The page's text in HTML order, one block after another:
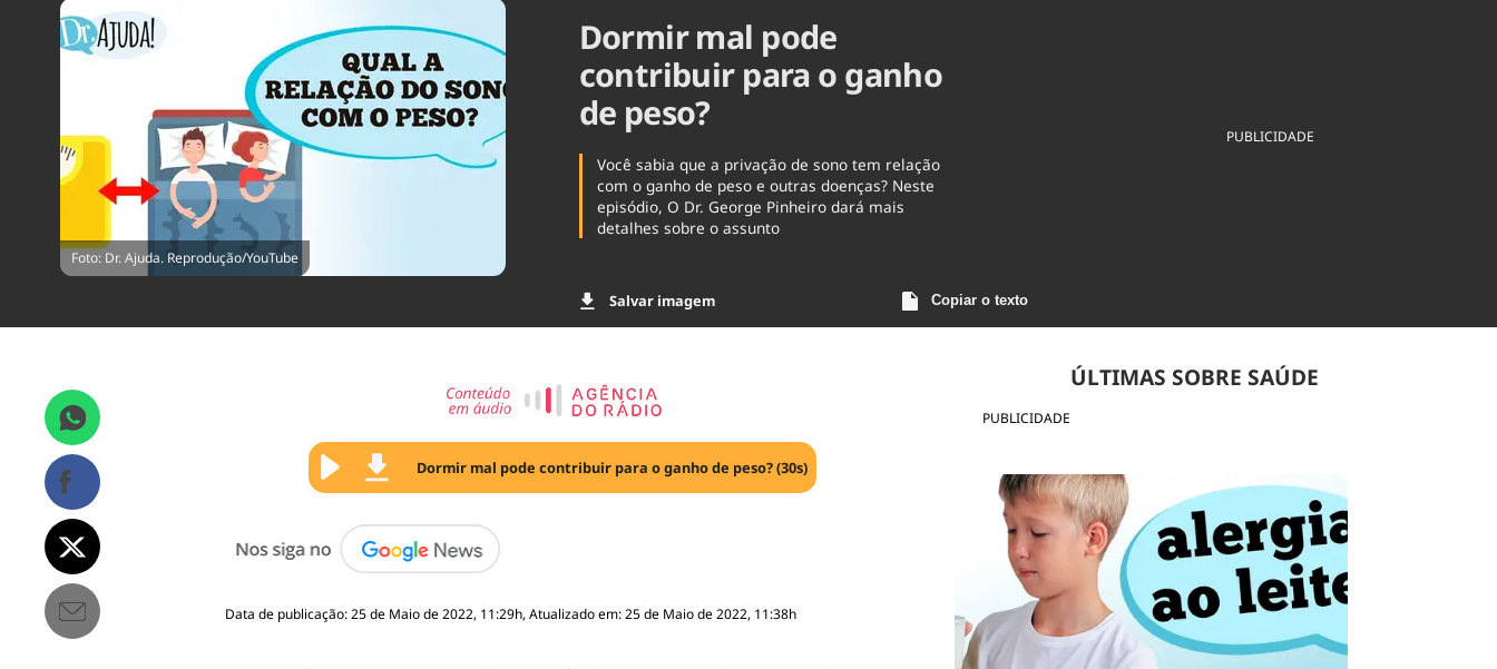
Brasil Mineral
Ciência & Tecnologia
Foto: Dr. Ajuda. Reprodução/YouTube
Dormir mal pode
contribuir para o ganho
de peso?
Você sabia que a privação de sono tem relação
com o ganho de peso e outras doenças? Neste
episódio, O Dr. George Pinheiro dará mais
detalhes sobre o assunto
Salvar imagem Copiar o texto
PUBLICIDADE
PUBLICIDADE
ÚLTIMAS SOBRE SAÚDE
Dormir mal pode contribuir para o ganho de peso? (30s)
Data de publicação: 25 de Maio de 2022, 11:29h, Atualizado em: 25 de Maio de 2022, 11:38h